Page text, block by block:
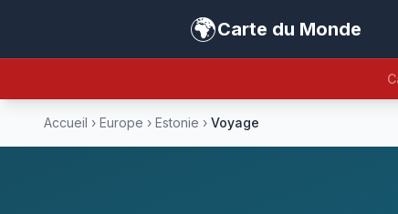
🌍Carte du Monde
Accueil › Europe › Estonie › Voyage